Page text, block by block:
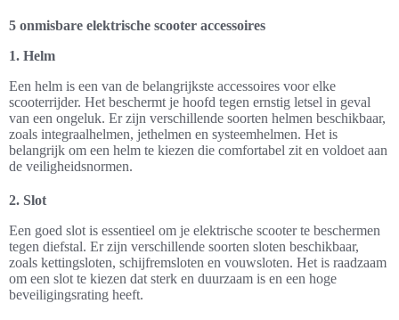
5 onmisbare elektrische scooter accessoires
1. Helm
Een helm is een van de belangrijkste accessoires voor elke
scooterrijder. Het beschermt je hoofd tegen ernstig letsel in geval
van een ongeluk. Er zijn verschillende soorten helmen beschikbaar,
zoals integraalhelmen, jethelmen en systeemhelmen. Het is
belangrijk om een helm te kiezen die comfortabel zit en voldoet aan
de veiligheidsnormen.
2. Slot
Een goed slot is essentieel om je elektrische scooter te beschermen
tegen diefstal. Er zijn verschillende soorten sloten beschikbaar,
zoals kettingsloten, schijfremsloten en vouwsloten. Het is raadzaam
om een slot te kiezen dat sterk en duurzaam is en een hoge
beveiligingsrating heeft.